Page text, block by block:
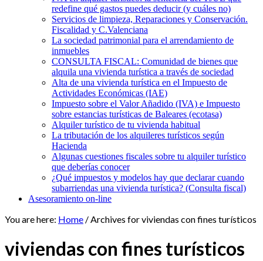
redefine qué gastos puedes deducir (y cuáles no)
Servicios de limpieza, Reparaciones y Conservación.
Fiscalidad y C.Valenciana
La sociedad patrimonial para el arrendamiento de
inmuebles
CONSULTA FISCAL: Comunidad de bienes que
alquila una vivienda turística a través de sociedad
Alta de una vivienda turística en el Impuesto de
Actividades Económicas (IAE)
Impuesto sobre el Valor Añadido (IVA) e Impuesto
sobre estancias turísticas de Baleares (ecotasa)
Alquiler turístico de tu vivienda habitual
La tributación de los alquileres turísticos según
Hacienda
Algunas cuestiones fiscales sobre tu alquiler turístico
que deberías conocer
¿Qué impuestos y modelos hay que declarar cuando
subarriendas una vivienda turística? (Consulta fiscal)
Asesoramiento on-line
You are here: Home /Archives for viviendas con fines turísticos
viviendas con fines turísticos